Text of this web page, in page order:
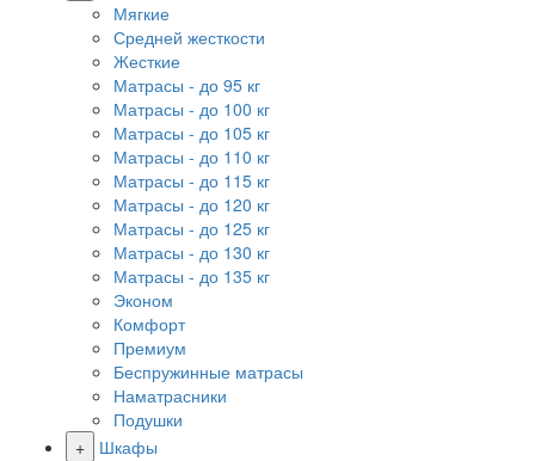
Мягкие
Средней жесткости
Жесткие
Матрасы - до 95 кг
Матрасы - до 100 кг
Матрасы - до 105 кг
Матрасы - до 110 кг
Матрасы - до 115 кг
Матрасы - до 120 кг
Матрасы - до 125 кг
Матрасы - до 130 кг
Матрасы - до 135 кг
Эконом
Комфорт
Премиум
Беспружинные матрасы
Наматрасники
Подушки
+
Шкафы